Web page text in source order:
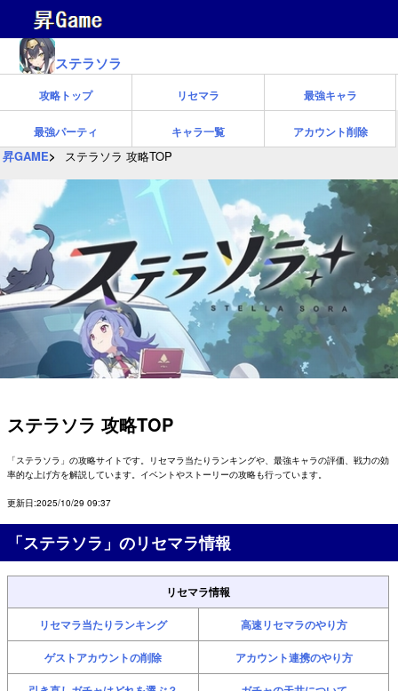
ステラソラ
攻略トップ リセマラ 最強キャラ
最強パーティ キャラ一覧 アカウント削除
昇GAME ステラソラ 攻略TOP
ステラソラ 攻略TOP
「ステラソラ」の攻略サイトです。リセマラ当たりランキングや、最強キャラの評価、戦力の効
率的な上げ方を解説しています。イベントやストーリーの攻略も行っています。
更新日:2025/10/29 09:37
「ステラソラ」のリセマラ情報
リセマラ情報
リセマラ当たりランキング 高速リセマラのやり方
ゲストアカウントの削除 アカウント連携のやり方